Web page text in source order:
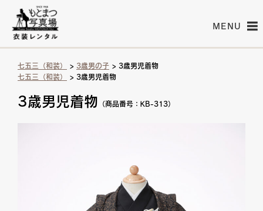
MENU
七五三（和装） > 3歳男の子 > 3歳男児着物
七五三（和装）
> 3歳男児着物
3歳男児着物 （商品番号：KB-313）